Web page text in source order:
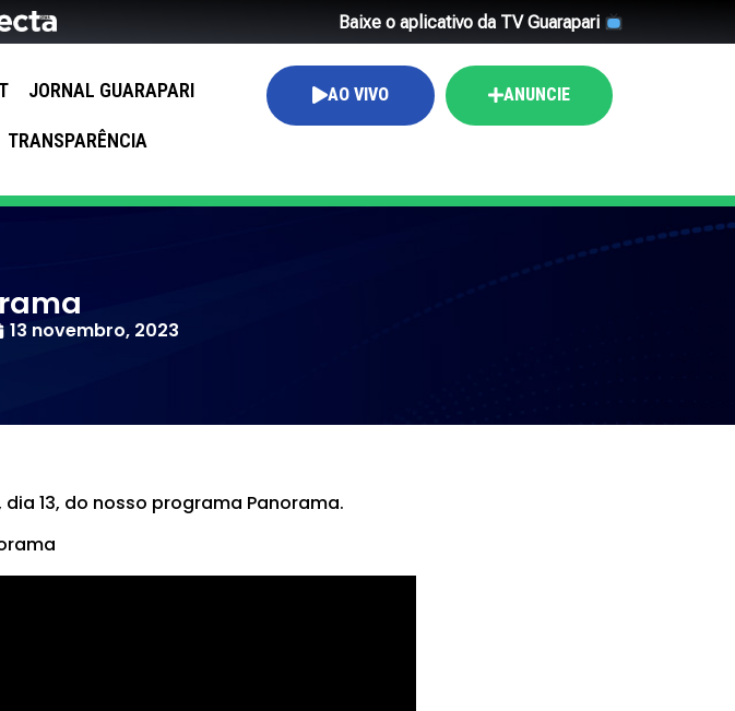
Baixe o aplicativo da TV Guarapari
JORNAL GUARAPARI
TRANSPARÊNCIA
AO VIVO ANUNCIE
13 novembro, 2023
13, do nosso programa Panorama.